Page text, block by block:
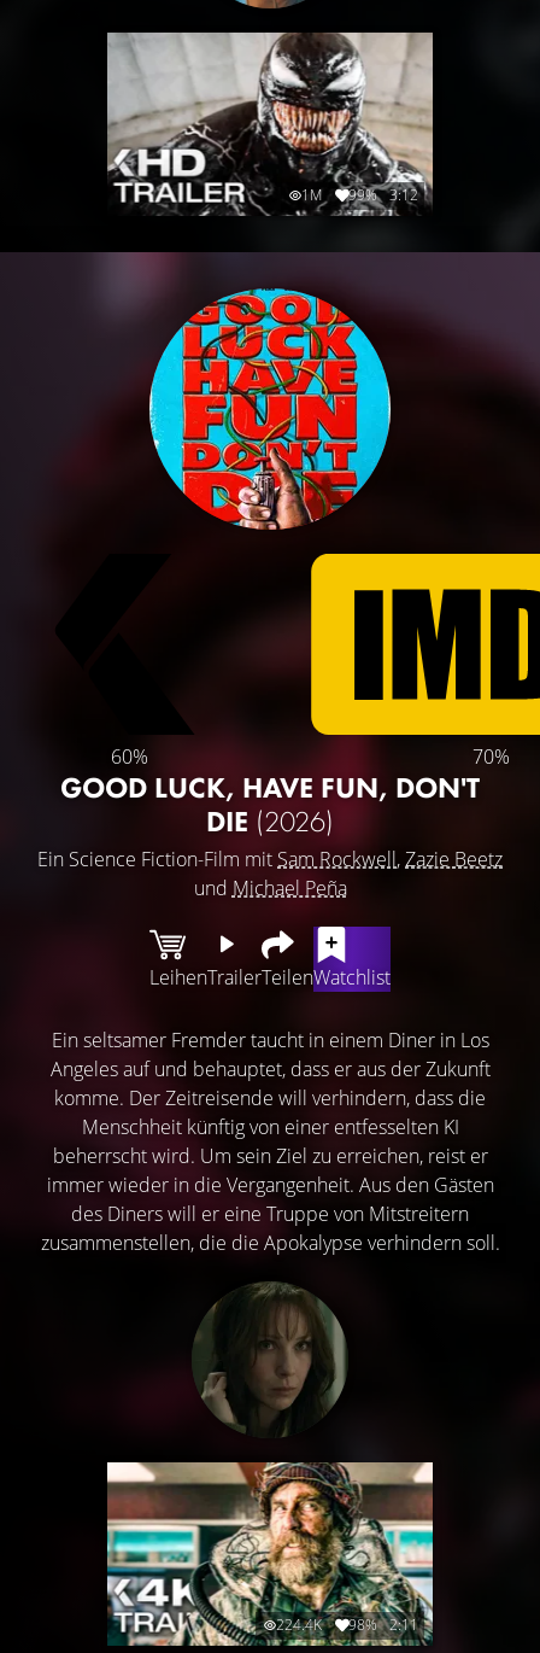
1M 99% 3:12
60% 70%
GOOD LUCK, HAVE FUN, DON'T
DIE (2026)
Ein Science Fiction-Film mit Sam Rockwell,Zazie Beetz
und Michael Peña
LeihenTrailerTeilenWatchlist
Ein seltsamer Fremder taucht in einem Diner in Los
Angeles auf und behauptet, dass er aus der Zukunft
komme. Der Zeitreisende will verhindern, dass die
Menschheit künftig von einer entfesselten KI
beherrscht wird. Um sein Ziel zu erreichen, reist er
immer wieder in die Vergangenheit. Aus den Gästen
des Diners will er eine Truppe von Mitstreitern
zusammenstellen, die die Apokalypse verhindern soll.
224.4K 98% 2:11